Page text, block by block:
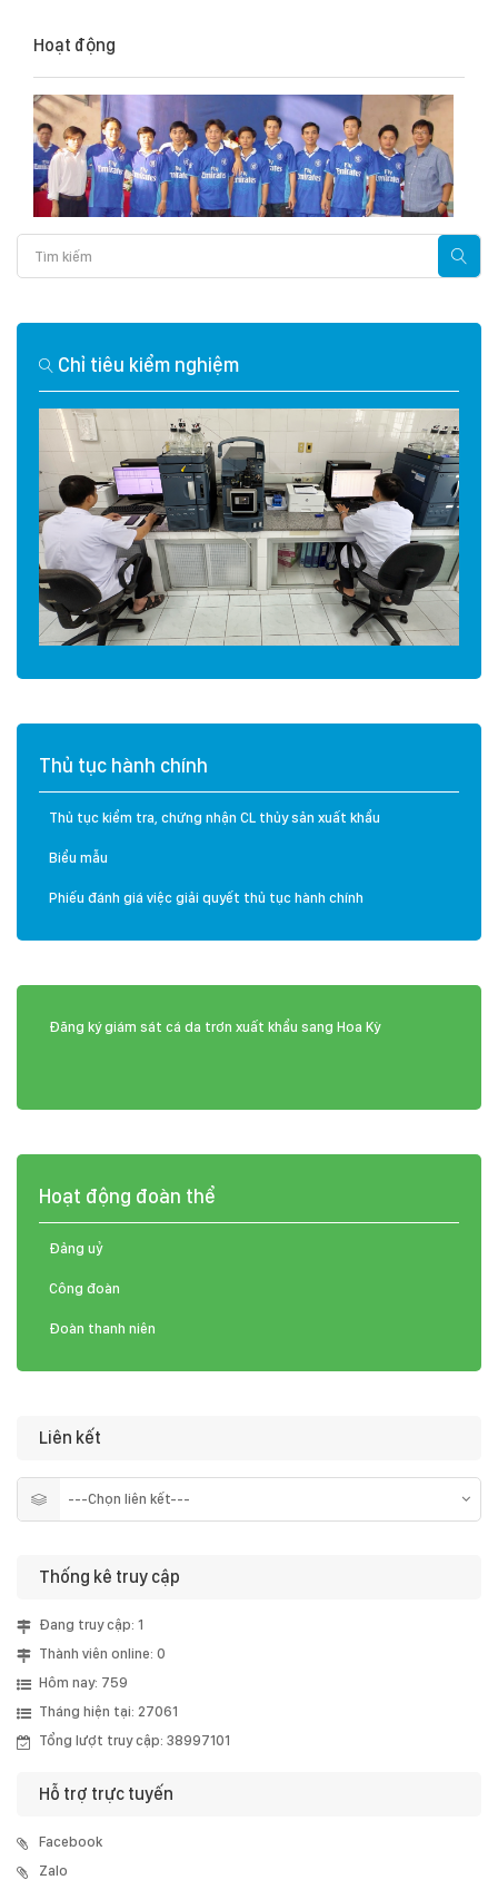
Hoạt động
Chỉ tiêu kiểm nghiệm
Thủ tục hành chính
Thủ tục kiểm tra, chứng nhận CL thủy sản xuất khẩu
Biểu mẫu
Phiếu đánh giá việc giải quyết thủ tục hành chính
Đăng ký giám sát cá da trơn xuất khẩu sang Hoa Kỳ
Hoạt động đoàn thể
Đảng uỷ
Công đoàn
Đoàn thanh niên
Liên kết
Thống kê truy cập
Đang truy cập: 1
Thành viên online: 0
Hôm nay: 759
Tháng hiện tại: 27061
Tổng lượt truy cập: 38997101
Hỗ trợ trực tuyến
Facebook
Zalo